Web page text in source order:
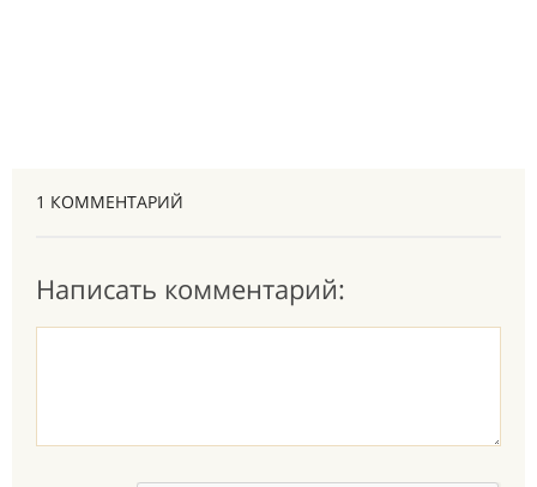
1 КОММЕНТАРИЙ
Написать комментарий: